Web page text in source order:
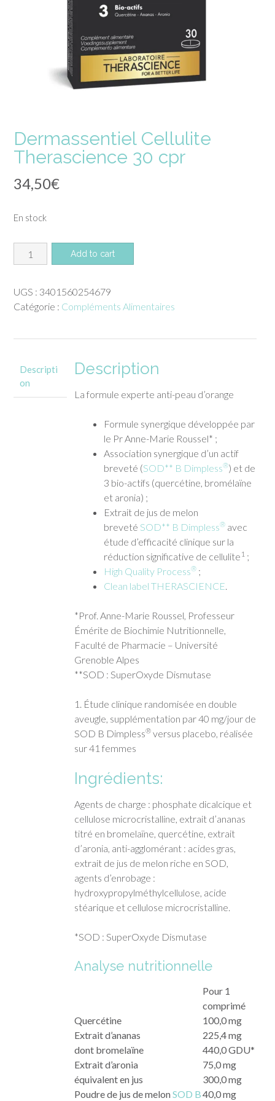
Dermassentiel Cellulite
Therascience 30 cpr
34,50€
En stock
quantité
de
Cellulite
Therascience
cpr
Add to cart
UGS : 3401560254679
Catégorie : Compléments Alimentaires
Descripti
on
Description
La formule experte anti-peau d’orange
Formule synergique développée par
le Pr Anne-Marie Roussel* ;
Association synergique d’un actif
breveté (SOD** B Dimpless®) et de
3 bio-actifs (quercétine, bromélaïne
et aronia) ;
Extrait de jus de melon
breveté SOD** B Dimpless®avec
étude d’efficacité clinique sur la
réduction significative de cellulite 1;
High Quality Process®;
Clean label THERASCIENCE.
*Prof. Anne-Marie Roussel, Professeur
Émérite de Biochimie Nutritionnelle,
Faculté de Pharmacie – Université
Grenoble Alpes
**SOD : SuperOxyde Dismutase
1. Étude clinique randomisée en double
aveugle, supplémentation par 40 mg/jour de
SOD B Dimpless®versus placebo, réalisée
sur 41 femmes
Ingrédients:
Agents de charge : phosphate dicalcique et
cellulose microcristalline, extrait d’ananas
titré en bromelaïne, quercétine, extrait
d’aronia, anti-agglomérant : acides gras,
extrait de jus de melon riche en SOD,
agents d’enrobage :
hydroxypropylméthylcellulose, acide
stéarique et cellulose microcristalline.
*SOD : SuperOxyde Dismutase
Analyse nutritionnelle
Pour 1
comprimé
Quercétine
100,0 mg
Extrait d’ananas
225,4 mg
dont bromelaïne
440,0 GDU*
Extrait d’aronia
75,0 mg
équivalent en jus
300,0 mg
Poudre de jus de melonSOD B40,0 mg